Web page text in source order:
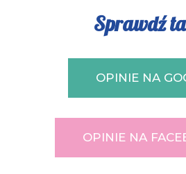
Sprawdź
OPINIE NA
OPINIE NA